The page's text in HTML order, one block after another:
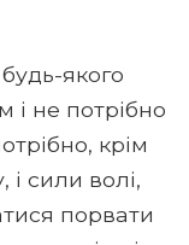
якого
і не потрібно
крім
і сили волі,
порвати